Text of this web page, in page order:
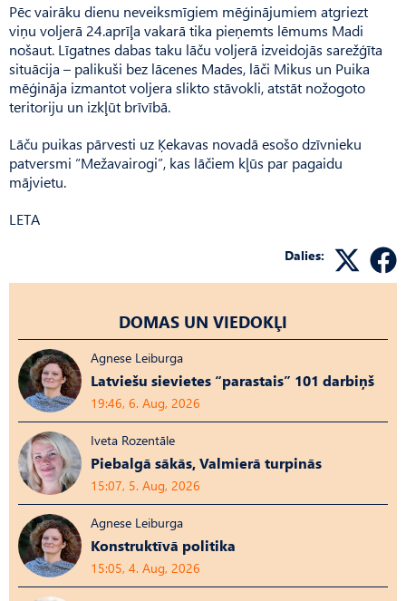
Pēc vairāku dienu neveiksmīgiem mēģinājumiem atgriezt
viņu voljerā 24.aprīļa vakarā tika pieņemts lēmums Madi
nošaut. Līgatnes dabas taku lāču voljerā izveidojās sarežģīta
situācija – palikuši bez lācenes Mades, lāči Mikus un Puika
mēģināja izmantot voljera slikto stāvokli, atstāt nožogoto
teritoriju un izkļūt brīvībā.
Lāču puikas pārvesti uz Ķekavas novadā esošo dzīvnieku
patversmi “Mežavairogi”, kas lāčiem kļūs par pagaidu
mājvietu.
LETA
Dalies:
DOMAS UN VIEDOKĻI
Agnese Leiburga
Latviešu sievietes “parastais” 101 darbiņš
19:46, 6. Aug, 2026
Iveta Rozentāle
Piebalgā sākās, Valmierā turpinās
15:07, 5. Aug, 2026
Agnese Leiburga
Konstruktīvā politika
15:05, 4. Aug, 2026